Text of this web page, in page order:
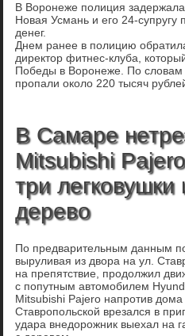
В Воронеже полиция
Новая Усмань и его 24-
денег.
Днем ранее в полицию
директор фитнес-клуба,
Победы в Воронеже. По
пропали около 220 тысяч
В Самаре
Mitsubishi
три легковушки
дерево
По предварительным данным
выруливая из двора на ул.
на препятствие, продолжил
с попутным автомобилем
Mitsubishi Pajero напротив
Ставропольской врезался в
удара внедорожник выехал на